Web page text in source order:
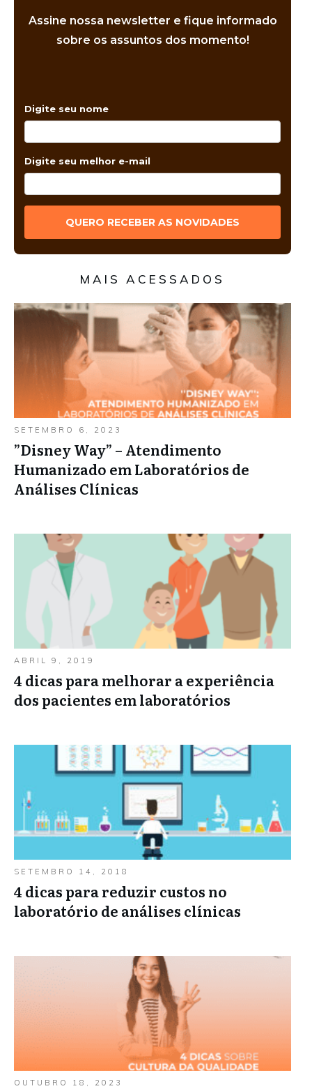
Assine nossa newsletter e fique informado
sobre os assuntos dos momento!
Digite seu nome
Digite seu melhor e-mail
QUERO RECEBER AS NOVIDADES
MAIS ACESSADOS
SETEMBRO 6, 2023
”Disney Way” – Atendimento
Humanizado em Laboratórios de
Análises Clínicas
ABRIL 9, 2019
4 dicas para melhorar a experiência
dos pacientes em laboratórios
SETEMBRO 14, 2018
4 dicas para reduzir custos no
laboratório de análises clínicas
OUTUBRO 18, 2023